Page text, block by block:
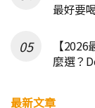
最好要
【
麼選？
最新文章